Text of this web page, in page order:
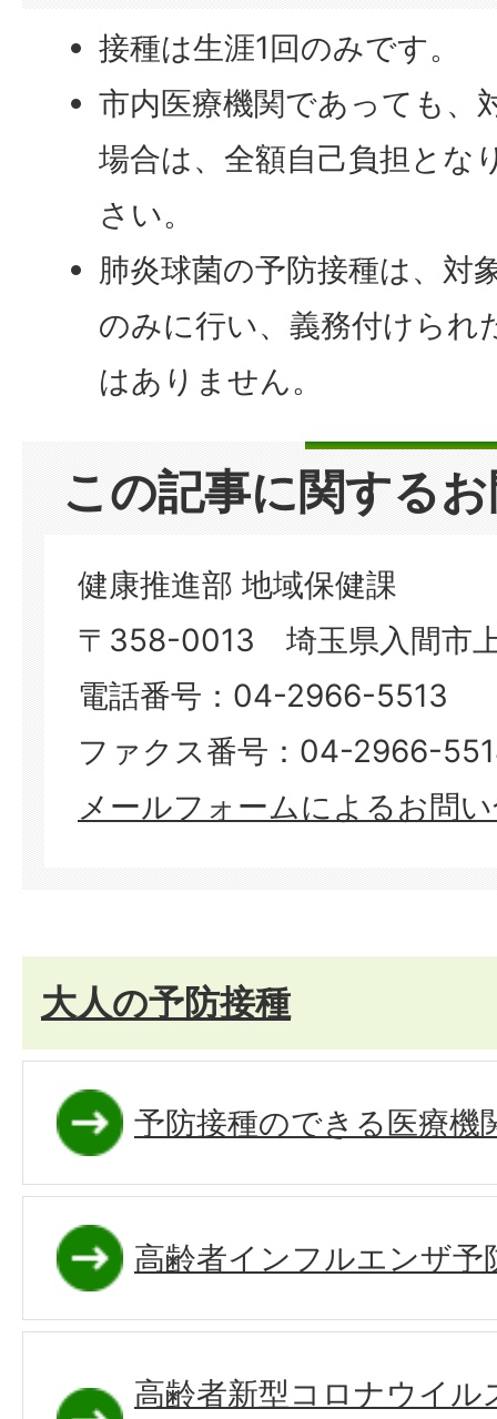
接種は生涯1回のみです。
市内医療機関であっても、
場合は、全額自己負担とな
さい。
肺炎球菌の予防接種は、対
のみに行い、義務付けられ
はありません。
この記事に関する
健康推進部 地域保健課
〒358-0013 埼玉県入間市
電話番号：04-2966-5513
ファクス番号：04-2966-
メールフォームによるお問
大人の予防接種
予防接種のできる医療機
高齢者インフルエンザ予
高齢者新型コロナウイル